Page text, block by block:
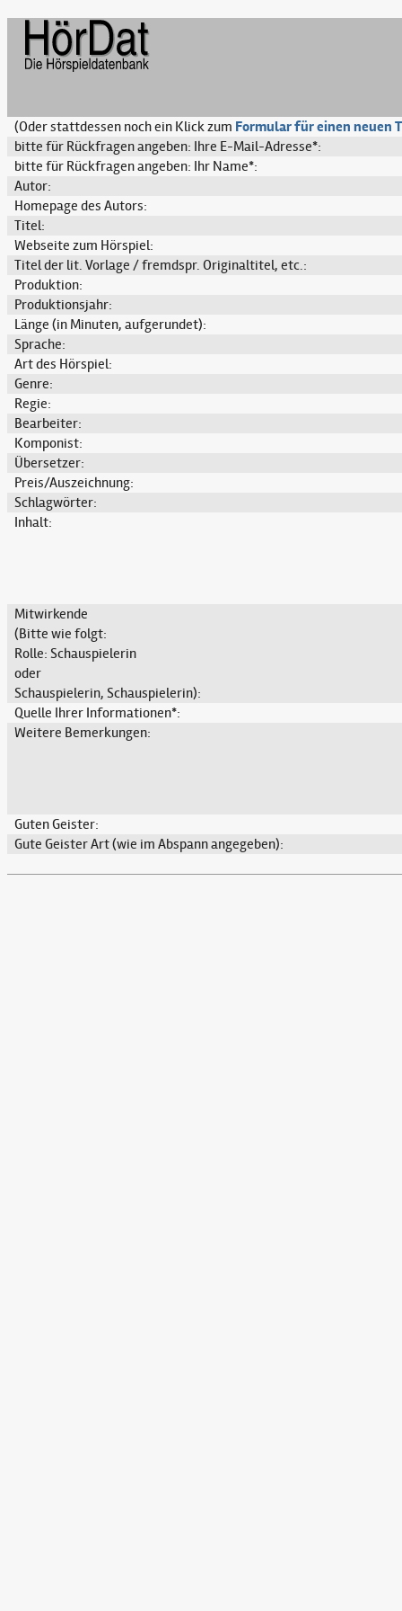
(Oder stattdessen noch ein Klick zum Formular für einen neuen
bitte für Rückfragen angeben: Ihre E-Mail-Adresse*:
bitte für Rückfragen angeben: Ihr Name*:
Autor:
Homepage des Autors:
Titel:
Webseite zum Hörspiel:
Titel der lit. Vorlage / fremdspr. Originaltitel, etc.:
Produktion:
Produktionsjahr:
Länge (in Minuten, aufgerundet):
Sprache:
Art des Hörspiel:
Genre:
Regie:
Bearbeiter:
Komponist:
Übersetzer:
Preis/Auszeichnung:
Schlagwörter:
Inhalt:
Mitwirkende
(Bitte wie folgt:
Rolle: Schauspielerin
oder
Schauspielerin, Schauspielerin):
Quelle Ihrer Informationen*:
Weitere Bemerkungen:
Guten Geister:
Gute Geister Art (wie im Abspann angegeben):